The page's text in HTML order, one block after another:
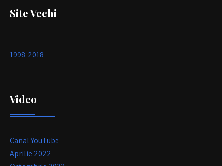
Site Vechi
1998-2018
Video
Canal YouTube
Aprilie 2022